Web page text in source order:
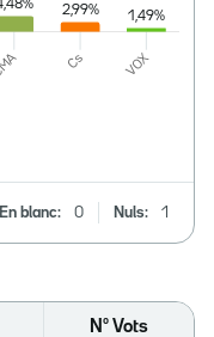
En blanc: 0 Nuls: 1
Nº Vots